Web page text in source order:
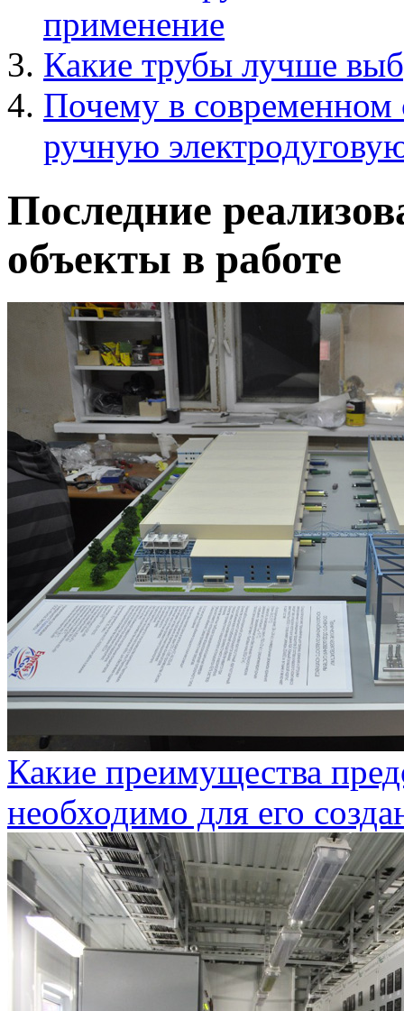
применение
Какие трубы лучше
Почему в современном
ручную
Последние
объекты в работе
Какие преимущества
необходимо для его